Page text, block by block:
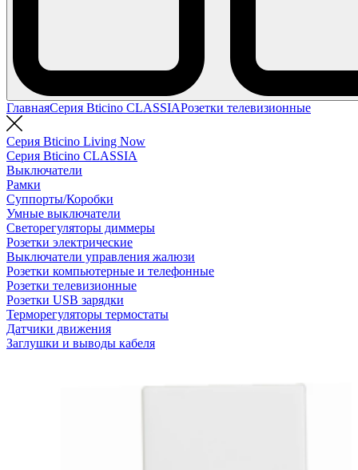
ГлавнаяСерия Bticino CLASSIAРозетки телевизионные
Серия Bticino Living Now
Серия Bticino CLASSIA
Выключатели
Рамки
Суппорты/Коробки
Умные выключатели
Светорегуляторы диммеры
Розетки электрические
Выключатели управления жалюзи
Розетки компьютерные и телефонные
Розетки телевизионные
Розетки USB зарядки
Терморегуляторы термостаты
Датчики движения
Заглушки и выводы кабеля